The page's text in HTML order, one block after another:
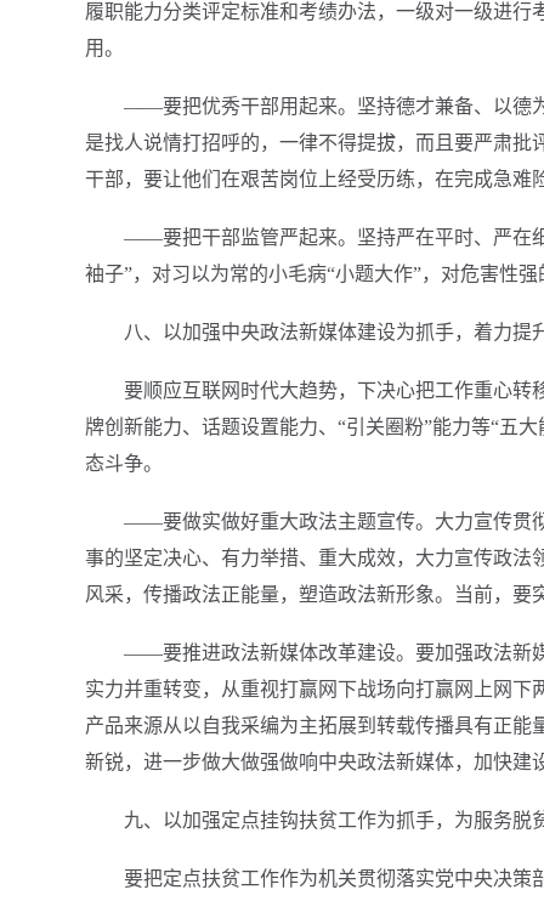
履职能力分类评定标准和考绩办法，一级对一级进
用。
——要把优秀干部用起来。坚持德才兼备、以德
是找人说情打招呼的，一律不得提拔，而且要严肃
干部，要让他们在艰苦岗位上经受历练，在完成急难
——要把干部监管严起来。坚持严在平时、严在
袖子”，对习以为常的小毛病“小题大作”，对危害性
八、以加强中央政法新媒体建设为抓手，着力提
要顺应互联网时代大趋势，下决心把工作重心
牌创新能力、话题设置能力、“引关圈粉”能力等“五
态斗争。
——要做实做好重大政法主题宣传。大力宣传贯
事的坚定决心、有力举措、重大成效，大力宣传政
风采，传播政法正能量，塑造政法新形象。当前，
——要推进政法新媒体改革建设。要加强政法新
实力并重转变，从重视打赢网下战场向打赢网上网
产品来源从以自我采编为主拓展到转载传播具有正
新锐，进一步做大做强做响中央政法新媒体，加快
九、以加强定点挂钩扶贫工作为抓手，为服务脱
要把定点扶贫工作作为机关贯彻落实党中央决